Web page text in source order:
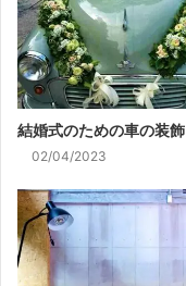
結婚式のための車の装飾
02/04/2023